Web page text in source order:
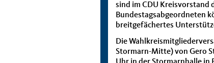
sind im CDU Kreisvorstand
Bundestagsabgeordneten
breitgefächertes
Die
Stormarn-Mitte) von Gero